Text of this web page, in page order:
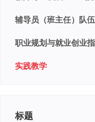
辅导员（班主任）队
职业规划与就业创业
实践教学
标题